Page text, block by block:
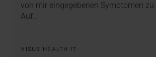
von mir eingegebenen Symptomen
Auf…
VISUS HEALTH IT